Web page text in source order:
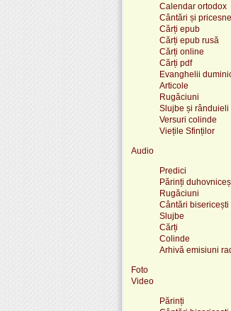
Calendar ortodox
Cântări și pricesne
Cărți epub
Cărți epub rusă
Cărți online
Cărți pdf
Evanghelii
Articole
Rugăciuni
Slujbe și rânduieli
Versuri colinde
Viețile Sfinților
Audio
Predici
Părinți
Rugăciuni
Cântări bisericești
Slujbe
Cărți
Colinde
Arhivă emisiuni
Foto
Video
Părinți